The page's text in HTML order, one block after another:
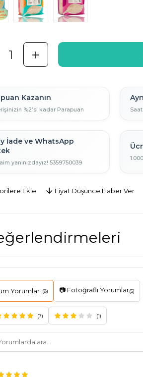
Kazanın
%2’si kadar Parapuan
İade ve WhatsApp
yanınızdayız! 5359750039
Ekle Fiyat Düşünce Haber Ver
Yorumlar (8) 📷 Fotoğraflı Yorumlar(5)
(7) (1)